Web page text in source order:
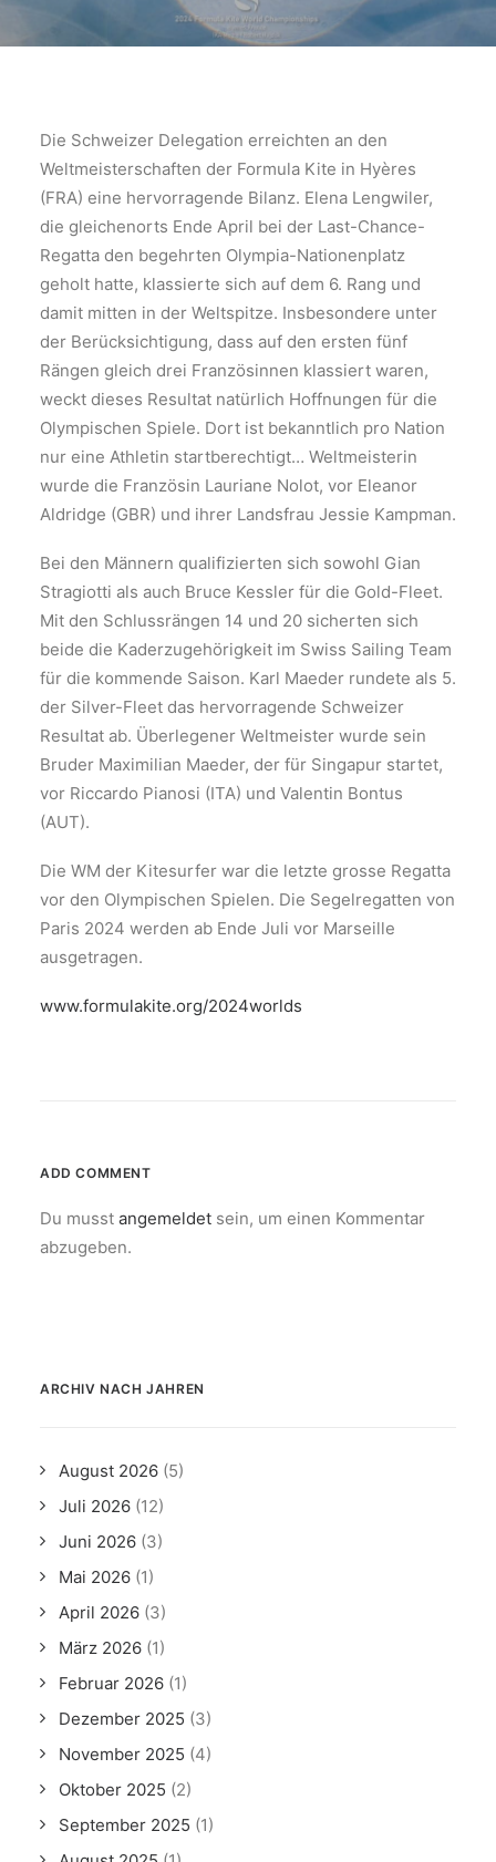
Die Schweizer Delegation erreichten an den
Weltmeisterschaften der Formula Kite in Hyères
(FRA) eine hervorragende Bilanz. Elena Lengwiler,
die gleichenorts Ende April bei der Last-Chance-
Regatta den begehrten Olympia-Nationenplatz
geholt hatte, klassierte sich auf dem 6. Rang und
damit mitten in der Weltspitze. Insbesondere unter
der Berücksichtigung, dass auf den ersten fünf
Rängen gleich drei Französinnen klassiert waren,
weckt dieses Resultat natürlich Hoffnungen für die
Olympischen Spiele. Dort ist bekanntlich pro Nation
nur eine Athletin startberechtigt… Weltmeisterin
wurde die Französin Lauriane Nolot, vor Eleanor
Aldridge (GBR) und ihrer Landsfrau Jessie Kampman.
Bei den Männern qualifizierten sich sowohl Gian
Stragiotti als auch Bruce Kessler für die Gold-Fleet.
Mit den Schlussrängen 14 und 20 sicherten sich
beide die Kaderzugehörigkeit im Swiss Sailing Team
für die kommende Saison. Karl Maeder rundete als 5.
der Silver-Fleet das hervorragende Schweizer
Resultat ab. Überlegener Weltmeister wurde sein
Bruder Maximilian Maeder, der für Singapur startet,
vor Riccardo Pianosi (ITA) und Valentin Bontus
(AUT).
Die WM der Kitesurfer war die letzte grosse Regatta
vor den Olympischen Spielen. Die Segelregatten von
Paris 2024 werden ab Ende Juli vor Marseille
ausgetragen.
www.formulakite.org/2024worlds
ADD COMMENT
Du musst angemeldet sein, um einen Kommentar
abzugeben.
ARCHIV NACH JAHREN
August 2026 (5)
Juli 2026 (12)
Juni 2026 (3)
Mai 2026 (1)
April 2026 (3)
März 2026 (1)
Februar 2026 (1)
Dezember 2025 (3)
November 2025 (4)
Oktober 2025 (2)
September 2025 (1)